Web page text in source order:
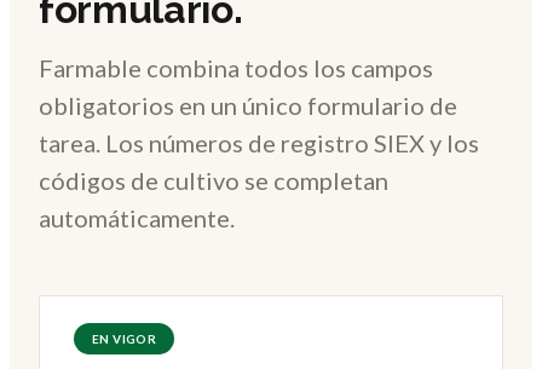
formulario.
Farmable combina todos los campos
obligatorios en un único formulario de
tarea. Los números de registro SIEX y los
códigos de cultivo se completan
automáticamente.
EN VIGOR